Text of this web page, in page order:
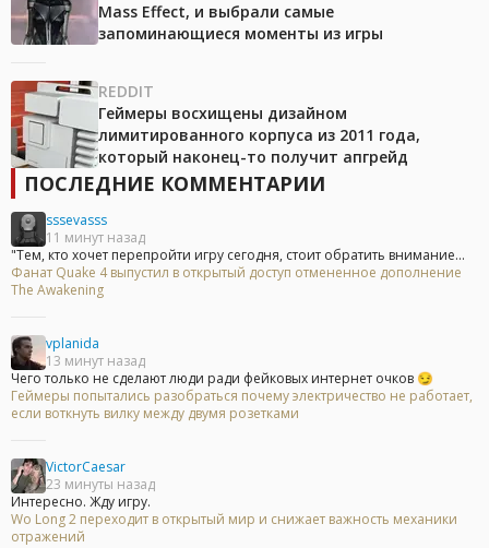
Mass Effect, и выбрали самые
запоминающиеся моменты из игры
REDDIT
Геймеры восхищены дизайном
лимитированного корпуса из 2011 года,
который наконец-то получит апгрейд
ПОСЛЕДНИЕ КОММЕНТАРИИ
sssevasss
11 минут назад
"Тем, кто хочет перепройти игру сегодня, стоит обратить внимание...
Фанат Quake 4 выпустил в открытый доступ отмененное дополнение
The Awakening
vplanida
13 минут назад
Чего только не сделают люди ради фейковых интернет очков 😏
Геймеры попытались разобраться почему электричество не работает,
если воткнуть вилку между двумя розетками
VictorCaesar
23 минуты назад
Интересно. Жду игру.
Wo Long 2 переходит в открытый мир и снижает важность механики
отражений